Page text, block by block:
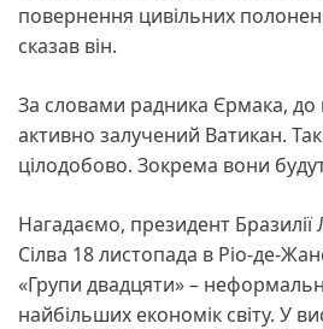
повернення цивільних
сказав він.
За словами радника Єрмака, до
активно залучений Ватикан.
цілодобово. Зокрема вони
Нагадаємо, президент Бразилії
Сілва 18 листопада в Ріо-де-
«Групи двадцяти» –
найбільших економік світу. У